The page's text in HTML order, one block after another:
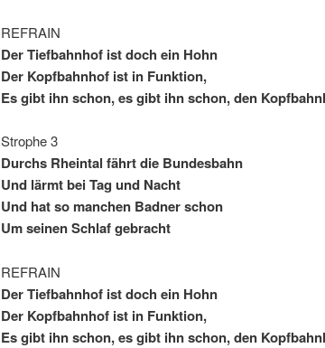
REFRAIN
Der Tiefbahnhof ist doch ein Hohn
Der Kopfbahnhof ist in Funktion,
Es gibt ihn schon, es gibt ihn schon, den
Strophe 3
Durchs Rheintal fährt die Bundesbahn
Und lärmt bei Tag und Nacht
Und hat so manchen Badner schon
Um seinen Schlaf gebracht
REFRAIN
Der Tiefbahnhof ist doch ein Hohn
Der Kopfbahnhof ist in Funktion,
Es gibt ihn schon, es gibt ihn schon, den